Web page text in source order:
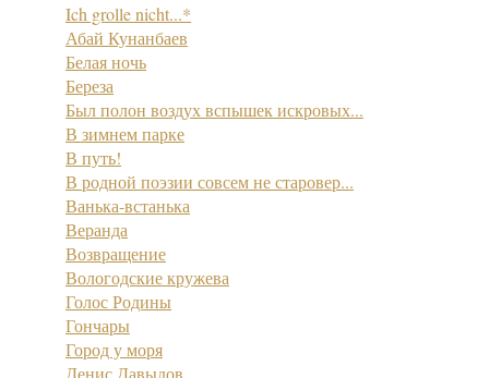
Ich grolle nicht...*
Абай Кунанбаев
Белая ночь
Береза
Был полон воздух вспышек искровых...
В зимнем парке
В путь!
В родной поэзии совсем не старовер...
Ванька-встанька
Веранда
Возвращение
Вологодские кружева
Голос Родины
Гончары
Город у моря
Денис Давыдов